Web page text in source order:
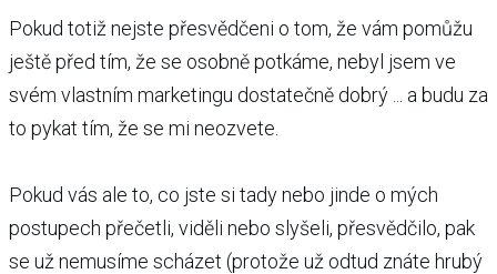
Pokud totiž nejste přesvědčeni o tom, že vám pomůžu
ještě před tím, že se osobně potkáme, nebyl jsem ve
svém vlastním marketingu dostatečně dobrý ... a budu za
to pykat tím, že se mi neozvete.
Pokud vás ale to, co jste si tady nebo jinde o mých
postupech přečetli, viděli nebo slyšeli, přesvědčilo, pak
se už nemusíme scházet (protože už odtud znáte hrubý